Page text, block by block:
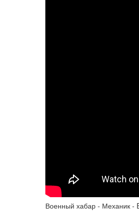
Военный хабар - Механик -